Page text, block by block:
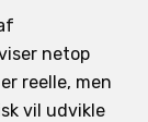
netop
reelle, men
vil udvikle